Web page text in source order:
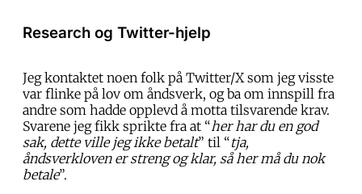
Research og Twitter-hjelp
Jeg kontaktet noen folk på Twitter/X som jeg visste
var flinke på lov om åndsverk, og ba om innspill fra
andre som hadde opplevd å motta tilsvarende krav.
Svarene jeg fikk sprikte fra at “her har du en god
sak, dette ville jeg ikke betalt” til “tja,
åndsverkloven er streng og klar, så her må du nok
betale”.